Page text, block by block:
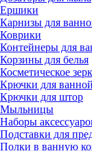
Ершики
Карнизы для
Коврики
Контейнеры для
Корзины для белья
Косметическое
Крючки для ванной
Крючки для штор
Мыльницы
Наборы
Подставки для
Полки в ванную